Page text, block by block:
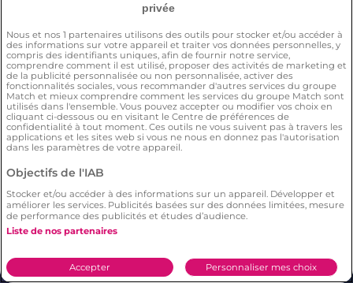
Rencontrez en sécurité
Love everywhere
Les services Meetic
Site de rencontre sérieux
et fiable : comment
trouver l'amour
Rencontrer une femme
célibataire
Rencontrer un homme
Les cinq plus beaux
5 SMS pour le ou la faire
privée
Nous et nos 1 partenaires utilisons des outils pour stocker et/ou accéder à
des informations sur votre appareil et traiter vos données personnelles, y
compris des identifiants uniques, afin de fournir notre service,
comprendre comment il est utilisé, proposer des activités de marketing et
de la publicité personnalisée ou non personnalisée, activer des
fonctionnalités sociales, vous recommander d'autres services du groupe
Match et mieux comprendre comment les services du groupe Match sont
utilisés dans l'ensemble. Vous pouvez accepter ou modifier vos choix en
cliquant ci-dessous ou en visitant le Centre de préférences de
confidentialité à tout moment. Ces outils ne vous suivent pas à travers les
applications et les sites web si vous ne nous en donnez pas l'autorisation
dans les paramètres de votre appareil.
Objectifs de l'IAB
Stocker et/ou accéder à des informations sur un appareil. Développer et
améliorer les services. Publicités basées sur des données limitées, mesure
de performance des publicités et études d’audience.
Liste de nos partenaires
Personnaliser mes choix
Accepter